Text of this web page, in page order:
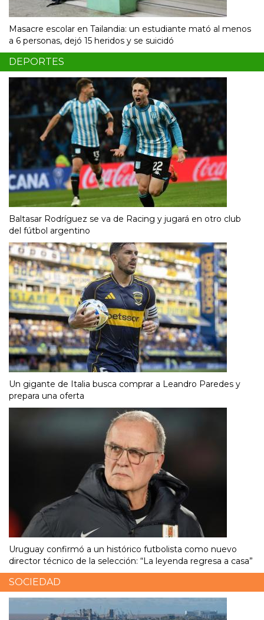
Masacre escolar en Tailandia: un estudiante mató al menos
a 6 personas, dejó 15 heridos y se suicidó
DEPORTES
Baltasar Rodríguez se va de Racing y jugará en otro club
del fútbol argentino
Un gigante de Italia busca comprar a Leandro Paredes y
prepara una oferta
Uruguay confirmó a un histórico futbolista como nuevo
director técnico de la selección: “La leyenda regresa a casa”
SOCIEDAD